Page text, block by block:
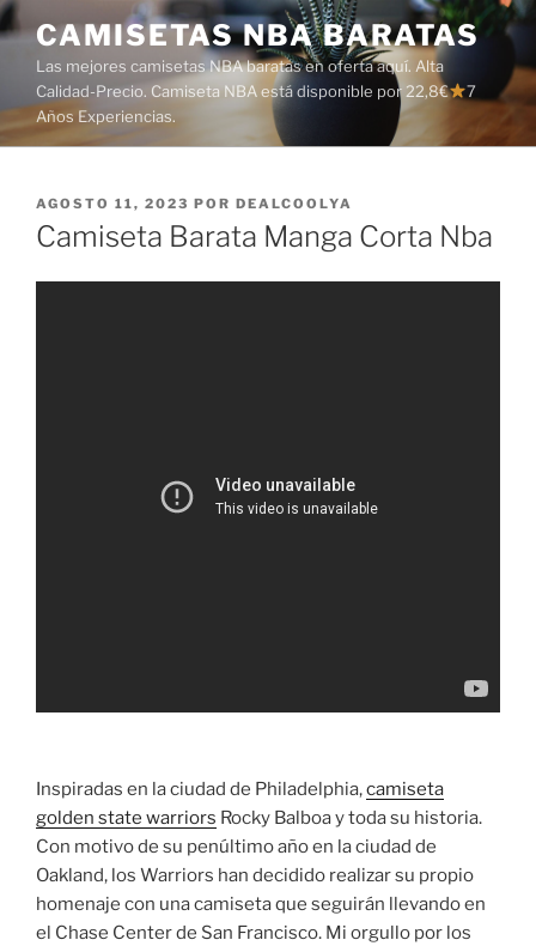
Saltar
al
contenido
CAMISETAS NBA BARATAS
Las mejores camisetas NBA baratas en oferta aquí. Alta
Calidad-Precio. Camiseta NBA está disponible por 22,8€
7
Años Experiencias.
PUBLICADO
EL
AGOSTO 11, 2023 POR DEALCOOLYA
Camiseta Barata Manga Corta Nba
Inspiradas en la ciudad de Philadelphia,camiseta
golden state warriors Rocky Balboa y toda su historia.
Con motivo de su penúltimo año en la ciudad de
Oakland, los Warriors han decidido realizar su propio
homenaje con una camiseta que seguirán llevando en
el Chase Center de San Francisco. Mi orgullo por los